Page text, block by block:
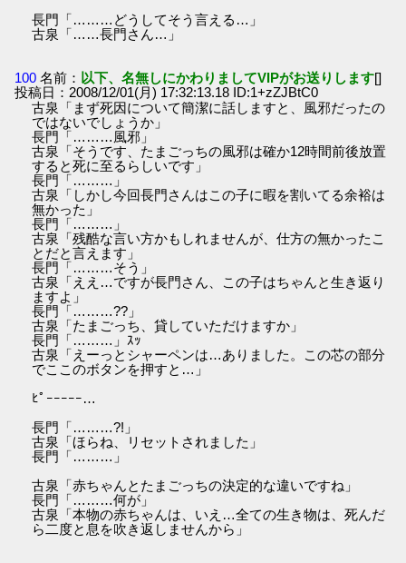
長門「………どうしてそう言える…」
古泉「……長門さん…」
100 名前： 以下、名無しにかわりましてVIPがお送りします[]
投稿日：2008/12/01(月) 17:32:13.18 ID:1+zZJBtC0
古泉「まず死因について簡潔に話しますと、風邪だったの
ではないでしょうか」
長門「………風邪」
古泉「そうです、たまごっちの風邪は確か12時間前後放置
すると死に至るらしいです」
長門「………」
古泉「しかし今回長門さんはこの子に暇を割いてる余裕は
無かった」
長門「………」
古泉「残酷な言い方かもしれませんが、仕方の無かったこ
とだと言えます」
長門「………そう」
古泉「ええ…ですが長門さん、この子はちゃんと生き返り
ますよ」
長門「………??」
古泉「たまごっち、貸していただけますか」
長門「………」ｽｯ
古泉「えーっとシャーペンは…ありました。この芯の部分
でここのボタンを押すと…」
ﾋﾟｰｰｰｰｰ…
長門「………?!」
古泉「ほらね、リセットされました」
長門「………」
古泉「赤ちゃんとたまごっちの決定的な違いですね」
長門「………何が」
古泉「本物の赤ちゃんは、いえ…全ての生き物は、死んだ
ら二度と息を吹き返しませんから」